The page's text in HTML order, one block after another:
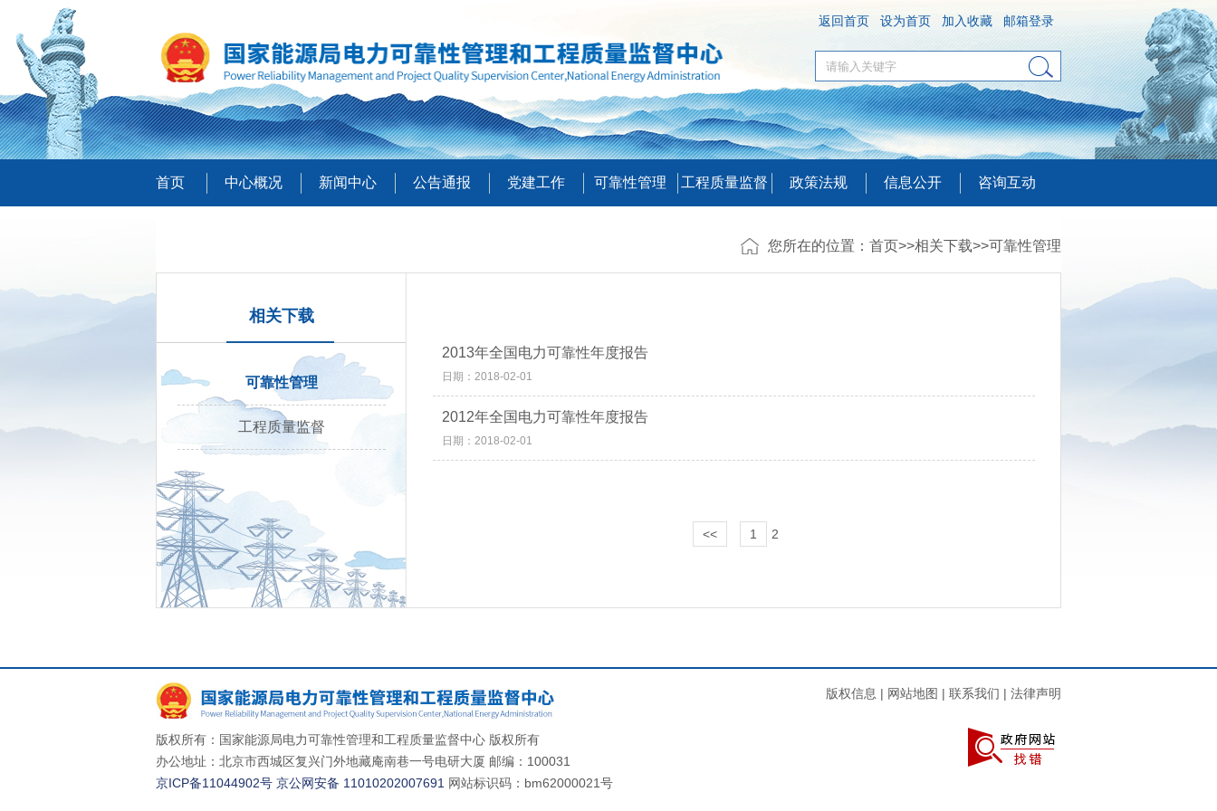
返回首页 设为首页 加入收藏 邮箱登录
首页 中心概况 新闻中心 公告通报 党建工作 可靠性管理 工程质量监督 政策法规 信息公开 咨询互动
您所在的位置： 首页>>相关下载>>可靠性管理
相关下载
可靠性管理
工程质量监督
2013年全国电力可靠性年度报告
日期：2018-02-01
2012年全国电力可靠性年度报告
日期：2018-02-01
<< 1 2
版权所有：国家能源局电力可靠性管理和工程质量监督中心 版权所有
办公地址：北京市西城区复兴门外地藏庵南巷一号电研大厦 邮编：100031
京ICP备11044902号 京公网安备 11010202007691 网站标识码：bm62000021号
版权信息 | 网站地图 | 联系我们 | 法律声明